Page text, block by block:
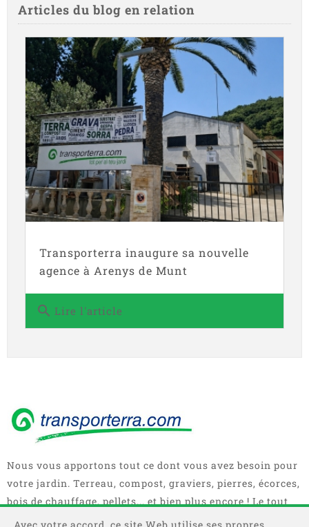
Articles du blog en relation
Transporterra inaugure sa nouvelle
agence à Arenys de Munt
search Lire l'article
Nous vous apportons tout ce dont vous avez besoin pour
votre jardin. Terreau, compost, graviers, pierres, écorces,
bois de chauffage, pellets... et bien plus encore ! Le tout
en sacs, big bag ou camions complets.